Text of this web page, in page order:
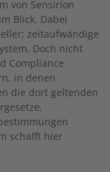
von Sensirion
Blick. Dabei
zeitaufwändige
Doch nicht
Compliance
in denen
die dort geltenden
schafft hier